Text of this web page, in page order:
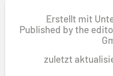
Erstellt mit
Published by the
zuletzt